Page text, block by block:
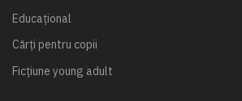
Educațional
Cărți pentru copii
Ficțiune young adult